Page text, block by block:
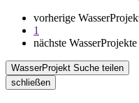
vorherige
1
nächste WasserProjekte
WasserProjekt Suche teilen
schließen